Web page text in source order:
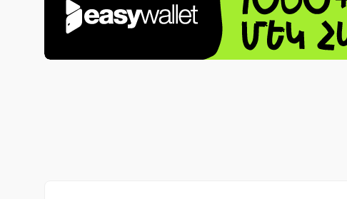
LME: NICKEL - 17249.00
+0.09 TIN - 55268.00
LME: LEAD - 1877.50
-1.00 ZINC - 3643.00
FOREX: USD/JPY - 158.37
+0.44 EUR/GBP -
FOREX: EUR/USD - 1.1521
-0.23 GBP/USD -